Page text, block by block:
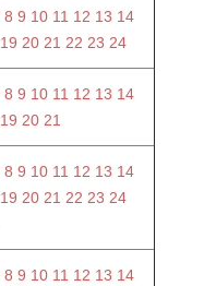
8 9 10 11 12 13 14
19 20 21 22 23 24
8 9 10 11 12 13 14
19 20 21
8 9 10 11 12 13 14
19 20 21 22 23 24
8 9 10 11 12 13 14